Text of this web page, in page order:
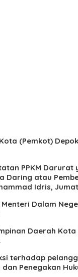
(Pemkot)
PPKM
Daring atau
Idris,
Dalam
Daerah
terhadap
Penegakan